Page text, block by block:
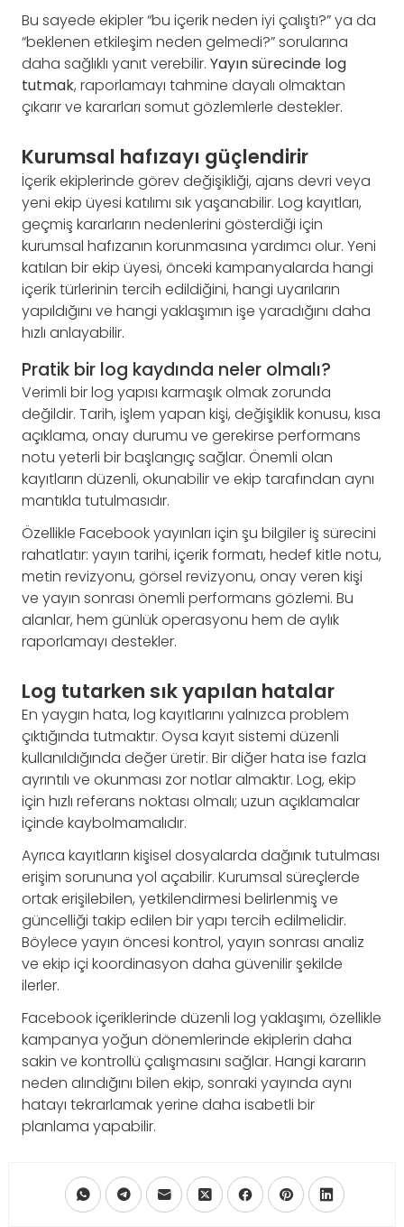
Bu sayede ekipler “bu içerik neden iyi çalıştı?” ya da
“beklenen etkileşim neden gelmedi?” sorularına
daha sağlıklı yanıt verebilir. Yayın sürecinde log
tutmak, raporlamayı tahmine dayalı olmaktan
çıkarır ve kararları somut gözlemlerle destekler.
Kurumsal hafızayı güçlendirir
İçerik ekiplerinde görev değişikliği, ajans devri veya
yeni ekip üyesi katılımı sık yaşanabilir. Log kayıtları,
geçmiş kararların nedenlerini gösterdiği için
kurumsal hafızanın korunmasına yardımcı olur. Yeni
katılan bir ekip üyesi, önceki kampanyalarda hangi
içerik türlerinin tercih edildiğini, hangi uyarıların
yapıldığını ve hangi yaklaşımın işe yaradığını daha
hızlı anlayabilir.
Pratik bir log kaydında neler olmalı?
Verimli bir log yapısı karmaşık olmak zorunda
değildir. Tarih, işlem yapan kişi, değişiklik konusu, kısa
açıklama, onay durumu ve gerekirse performans
notu yeterli bir başlangıç sağlar. Önemli olan
kayıtların düzenli, okunabilir ve ekip tarafından aynı
mantıkla tutulmasıdır.
Özellikle Facebook yayınları için şu bilgiler iş sürecini
rahatlatır: yayın tarihi, içerik formatı, hedef kitle notu,
metin revizyonu, görsel revizyonu, onay veren kişi
ve yayın sonrası önemli performans gözlemi. Bu
alanlar, hem günlük operasyonu hem de aylık
raporlamayı destekler.
Log tutarken sık yapılan hatalar
En yaygın hata, log kayıtlarını yalnızca problem
çıktığında tutmaktır. Oysa kayıt sistemi düzenli
kullanıldığında değer üretir. Bir diğer hata ise fazla
ayrıntılı ve okunması zor notlar almaktır. Log, ekip
için hızlı referans noktası olmalı; uzun açıklamalar
içinde kaybolmamalıdır.
Ayrıca kayıtların kişisel dosyalarda dağınık tutulması
erişim sorununa yol açabilir. Kurumsal süreçlerde
ortak erişilebilen, yetkilendirmesi belirlenmiş ve
güncelliği takip edilen bir yapı tercih edilmelidir.
Böylece yayın öncesi kontrol, yayın sonrası analiz
ve ekip içi koordinasyon daha güvenilir şekilde
ilerler.
Facebook içeriklerinde düzenli log yaklaşımı, özellikle
kampanya yoğun dönemlerinde ekiplerin daha
sakin ve kontrollü çalışmasını sağlar. Hangi kararın
neden alındığını bilen ekip, sonraki yayında aynı
hatayı tekrarlamak yerine daha isabetli bir
planlama yapabilir.